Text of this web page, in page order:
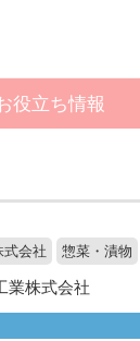
役立ち情報
式会社 惣菜・漬物
業株式会社